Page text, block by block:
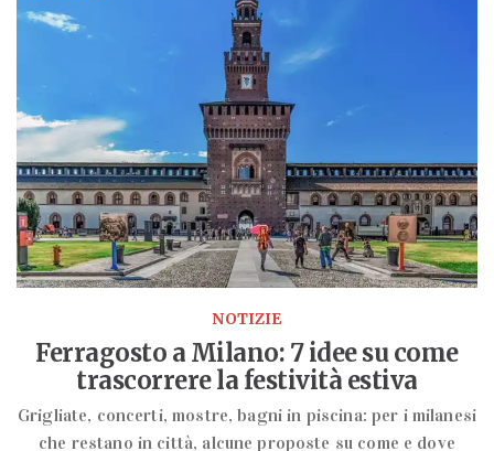
NOTIZIE
Ferragosto a Milano: 7 idee su come
trascorrere la festività estiva
Grigliate, concerti, mostre, bagni in piscina: per i milanesi
che restano in città, alcune proposte su come e dove